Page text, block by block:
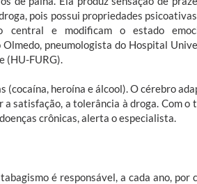
pois possui propriedades
central e modificam o estado
pneumologista do Hospital
(HU-FURG).
heroína e álcool). O cérebro
satisfação, a tolerância à droga. Com o
crônicas, alerta o especialista.
é responsável, a cada ano, por